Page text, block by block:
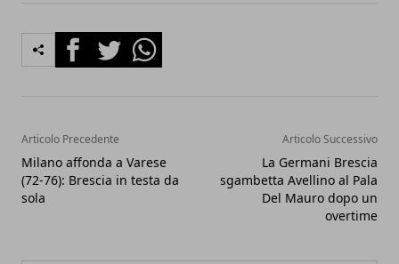
FacebookTwitterWhatsapp
Articolo Precedente
Milano affonda a Varese
(72-76): Brescia in testa da
sola
Articolo Successivo
La Germani Brescia
sgambetta Avellino al Pala
Del Mauro dopo un
overtime